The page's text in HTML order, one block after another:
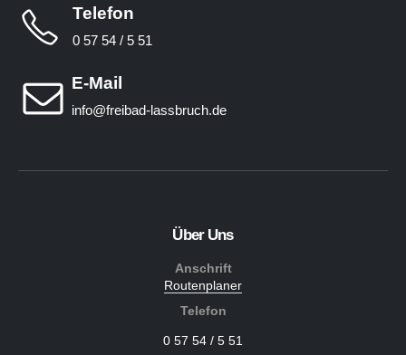
Telefon
0 57 54 / 5 51
E-Mail
info@freibad-lassbruch.de
Über Uns
Anschrift
Routenplaner
Telefon
0 57 54 / 5 51